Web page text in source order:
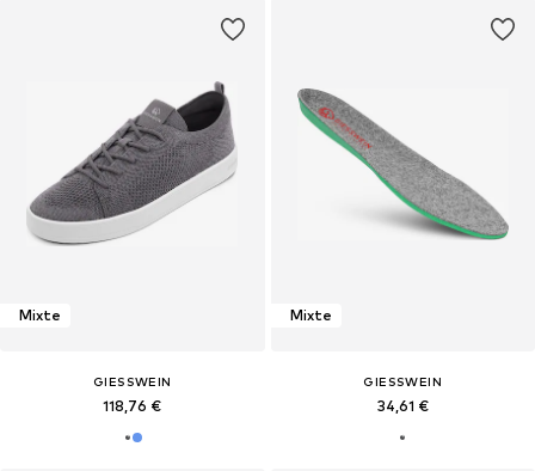
Mixte
GIESSWEIN
118,76 €
Mixte
GIESSWEIN
34,61 €